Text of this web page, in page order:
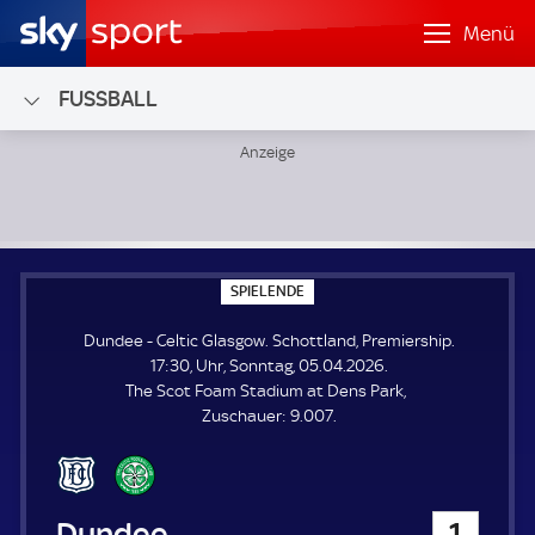
Menü
FUSSBALL
SPIELENDE
P
E
L
E
N
D
E
Dundee - Celtic Glasgow. Schottland, Premiership.
17:30, Uhr, Sonntag, 05.04.2026.
The Scot Foam Stadium at Dens Park
Zuschauer: Z
9.007.